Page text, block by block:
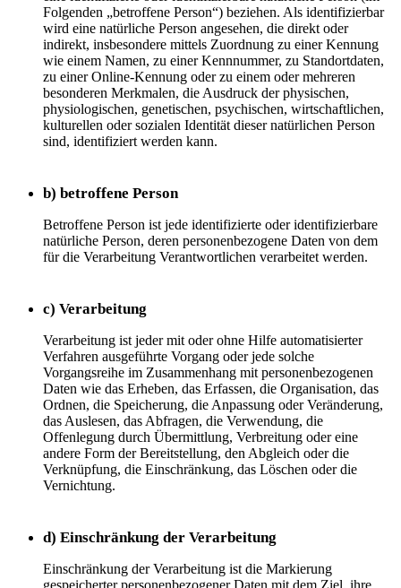
Folgenden „betroffene Person“) beziehen. Als identifizierbar
wird eine natürliche Person angesehen, die direkt oder
indirekt, insbesondere mittels Zuordnung zu einer Kennung
wie einem Namen, zu einer Kennnummer, zu Standortdaten,
zu einer Online-Kennung oder zu einem oder mehreren
besonderen Merkmalen, die Ausdruck der physischen,
physiologischen, genetischen, psychischen, wirtschaftlichen,
kulturellen oder sozialen Identität dieser natürlichen Person
sind, identifiziert werden kann.
b) betroffene Person
Betroffene Person ist jede identifizierte oder identifizierbare
natürliche Person, deren personenbezogene Daten von dem
für die Verarbeitung Verantwortlichen verarbeitet werden.
c) Verarbeitung
Verarbeitung ist jeder mit oder ohne Hilfe automatisierter
Verfahren ausgeführte Vorgang oder jede solche
Vorgangsreihe im Zusammenhang mit personenbezogenen
Daten wie das Erheben, das Erfassen, die Organisation, das
Ordnen, die Speicherung, die Anpassung oder Veränderung,
das Auslesen, das Abfragen, die Verwendung, die
Offenlegung durch Übermittlung, Verbreitung oder eine
andere Form der Bereitstellung, den Abgleich oder die
Verknüpfung, die Einschränkung, das Löschen oder die
Vernichtung.
d) Einschränkung der Verarbeitung
Einschränkung der Verarbeitung ist die Markierung
gespeicherter personenbezogener Daten mit dem Ziel, ihre